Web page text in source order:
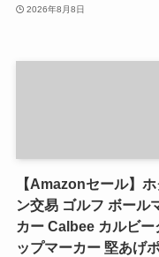
2026年8月8日
【Amazonセール】
ン交易 ゴルフ ボール
カー Calbee カルビー
ップマーカー 堅あげ